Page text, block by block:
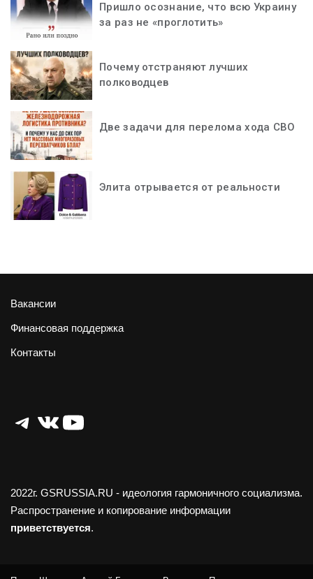
Пришло осознание, что всю Украину
за раз не «проглотить»
Почему отстраняют лучших
полководцев
Две задачи для перелома хода СВО
Элита отрывается от реальности
Вакансии
Финансовая поддержка
Контакты
Telegram
ВКонтакте
YouTube
2022г. GSRUSSIA.RU - идеология гармоничного социализма.
Распространение и копирование информации
приветствуется.